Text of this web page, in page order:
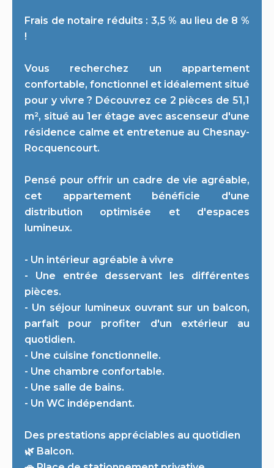
Frais de notaire réduits : 3,5 % au lieu de 8 %
!
Vous recherchez un appartement
confortable, fonctionnel et idéalement situé
pour y vivre ? Découvrez ce 2 pièces de 51,1
m², situé au 1er étage avec ascenseur d'une
résidence calme et entretenue au Chesnay-
Rocquencourt.
Pensé pour offrir un cadre de vie agréable,
cet appartement bénéficie d'une
distribution optimisée et d'espaces
lumineux.
- Un intérieur agréable à vivre
- Une entrée desservant les différentes
pièces.
- Un séjour lumineux ouvrant sur un balcon,
parfait pour profiter d'un extérieur au
quotidien.
- Une cuisine fonctionnelle.
- Une chambre confortable.
- Une salle de bains.
- Un WC indépendant.
Des prestations appréciables au quotidien
🌿 Balcon.